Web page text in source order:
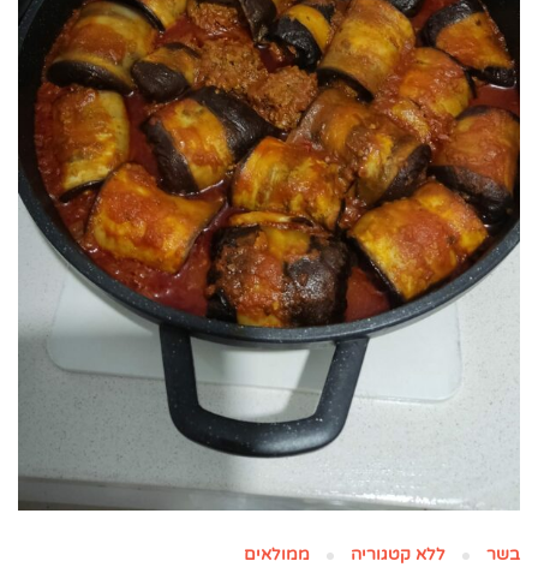
בשר ללא קטגוריה ממולאים